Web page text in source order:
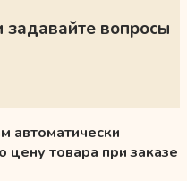
задавайте вопросы
автоматически
товара при заказе